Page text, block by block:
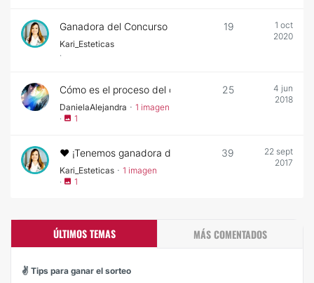
Ganadora del Concurso de Junio
Kari_Esteticas
·
19
1 oct
2020
Cómo es el proceso del concurso?
DanielaAlejandra · 1 imagen
·
1
25
4 jun
2018
❤️ ¡Tenemos ganadora de abril!
Kari_Esteticas · 1 imagen
·
1
39
22 sept
2017
ÚLTIMOS TEMAS MÁS COMENTADOS
✌️ Tips para ganar el sorteo